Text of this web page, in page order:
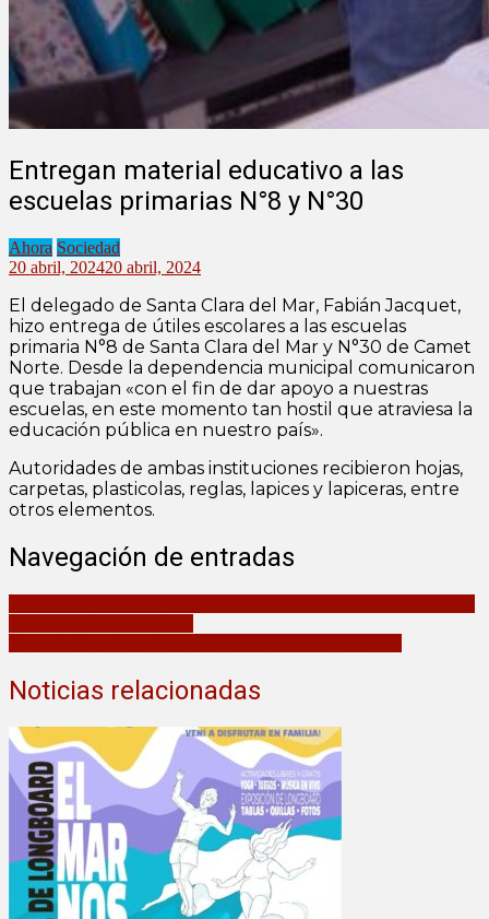
Entregan material educativo a las
escuelas primarias N°8 y N°30
Ahora Sociedad
20 abril, 202420 abril, 2024
El delegado de Santa Clara del Mar, Fabián Jacquet,
hizo entrega de útiles escolares a las escuelas
primaria N°8 de Santa Clara del Mar y N°30 de Camet
Norte. Desde la dependencia municipal comunicaron
que trabajan «con el fin de dar apoyo a nuestras
escuelas, en este momento tan hostil que atraviesa la
educación pública en nuestro país».
Autoridades de ambas instituciones recibieron hojas,
carpetas, plasticolas, reglas, lapices y lapiceras, entre
otros elementos.
Navegación de entradas
Noticias relacionadas